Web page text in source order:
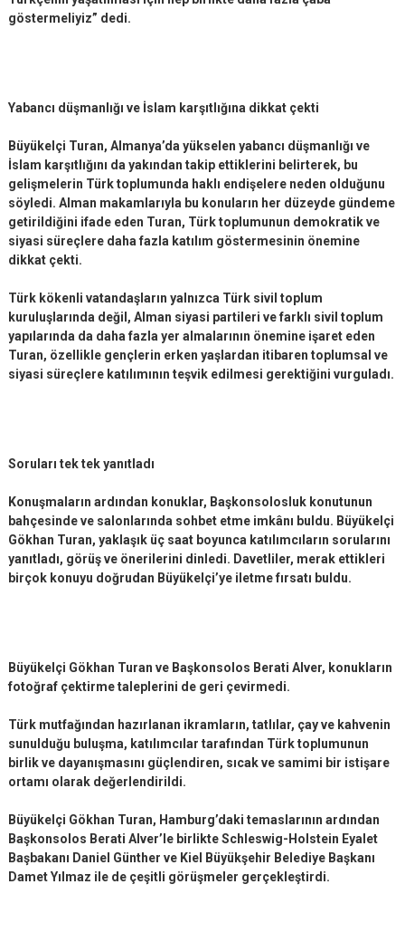
göstermeliyiz” dedi.
Yabancı düşmanlığı ve İslam karşıtlığına dikkat çekti
Büyükelçi Turan, Almanya’da yükselen yabancı düşmanlığı ve
İslam karşıtlığını da yakından takip ettiklerini belirterek, bu
gelişmelerin Türk toplumunda haklı endişelere neden olduğunu
söyledi. Alman makamlarıyla bu konuların her düzeyde gündeme
getirildiğini ifade eden Turan, Türk toplumunun demokratik ve
siyasi süreçlere daha fazla katılım göstermesinin önemine
dikkat çekti.
Türk kökenli vatandaşların yalnızca Türk sivil toplum
kuruluşlarında değil, Alman siyasi partileri ve farklı sivil toplum
yapılarında da daha fazla yer almalarının önemine işaret eden
Turan, özellikle gençlerin erken yaşlardan itibaren toplumsal ve
siyasi süreçlere katılımının teşvik edilmesi gerektiğini vurguladı.
Soruları tek tek yanıtladı
Konuşmaların ardından konuklar, Başkonsolosluk konutunun
bahçesinde ve salonlarında sohbet etme imkânı buldu. Büyükelçi
Gökhan Turan, yaklaşık üç saat boyunca katılımcıların sorularını
yanıtladı, görüş ve önerilerini dinledi. Davetliler, merak ettikleri
birçok konuyu doğrudan Büyükelçi’ye iletme fırsatı buldu.
Büyükelçi Gökhan Turan ve Başkonsolos Berati Alver, konukların
fotoğraf çektirme taleplerini de geri çevirmedi.
Türk mutfağından hazırlanan ikramların, tatlılar, çay ve kahvenin
sunulduğu buluşma, katılımcılar tarafından Türk toplumunun
birlik ve dayanışmasını güçlendiren, sıcak ve samimi bir istişare
ortamı olarak değerlendirildi.
Büyükelçi Gökhan Turan, Hamburg’daki temaslarının ardından
Başkonsolos Berati Alver’le birlikte Schleswig-Holstein Eyalet
Başbakanı Daniel Günther ve Kiel Büyükşehir Belediye Başkanı
Damet Yılmaz ile de çeşitli görüşmeler gerçekleştirdi.